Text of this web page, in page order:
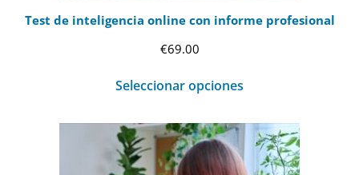
Test de inteligencia online con informe profesional
€69.00
Seleccionar opciones